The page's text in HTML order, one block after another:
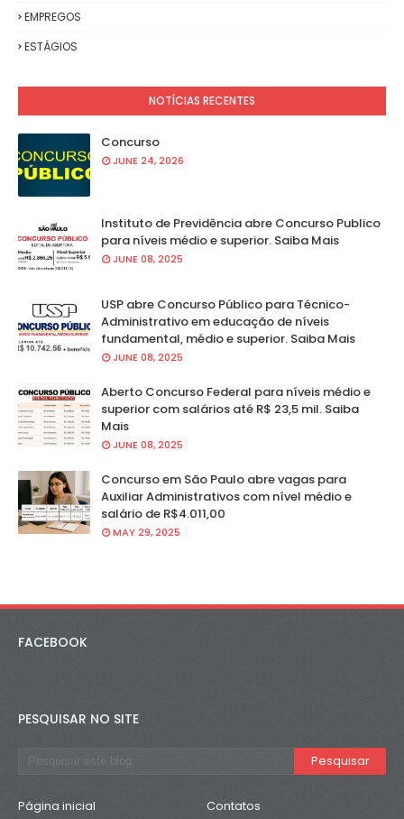
EMPREGOS
ESTÁGIOS
NOTÍCIAS RECENTES
Concurso
JUNE 24, 2026
Instituto de Previdência abre Concurso Publico
para níveis médio e superior. Saiba Mais
JUNE 08, 2025
USP abre Concurso Público para Técnico-
Administrativo em educação de níveis
fundamental, médio e superior. Saiba Mais
JUNE 08, 2025
Aberto Concurso Federal para níveis médio e
superior com salários até R$ 23,5 mil. Saiba
Mais
JUNE 08, 2025
Concurso em São Paulo abre vagas para
Auxiliar Administrativos com nível médio e
salário de R$4.011,00
MAY 29, 2025
FACEBOOK
PESQUISAR NO SITE
Página inicial Contatos